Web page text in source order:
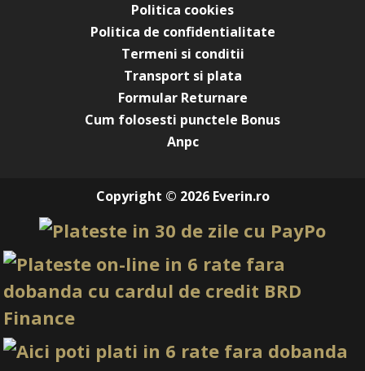
Politica cookies
Politica de confidentialitate
Termeni si conditii
Transport si plata
Formular Returnare
Cum folosesti punctele Bonus
Anpc
Copyright © 2026 Everin.ro